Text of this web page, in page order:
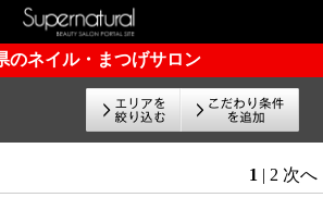
のネイル・まつげサロン
1 | 2 次へ